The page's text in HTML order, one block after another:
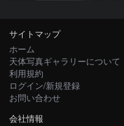
サイトマップ
ホーム
天体写真ギャラリーについて
利用規約
ログイン/新規登録
お問い合わせ
会社情報